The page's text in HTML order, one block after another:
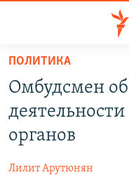
Перейти
основному
содержанию
основной
навигации
ГЛАВНАЯ
НОВОСТИ
ЭКОНОМИКА
ПОЛИТИКА
Омбудсмен
органов
Лилит Арутюнян